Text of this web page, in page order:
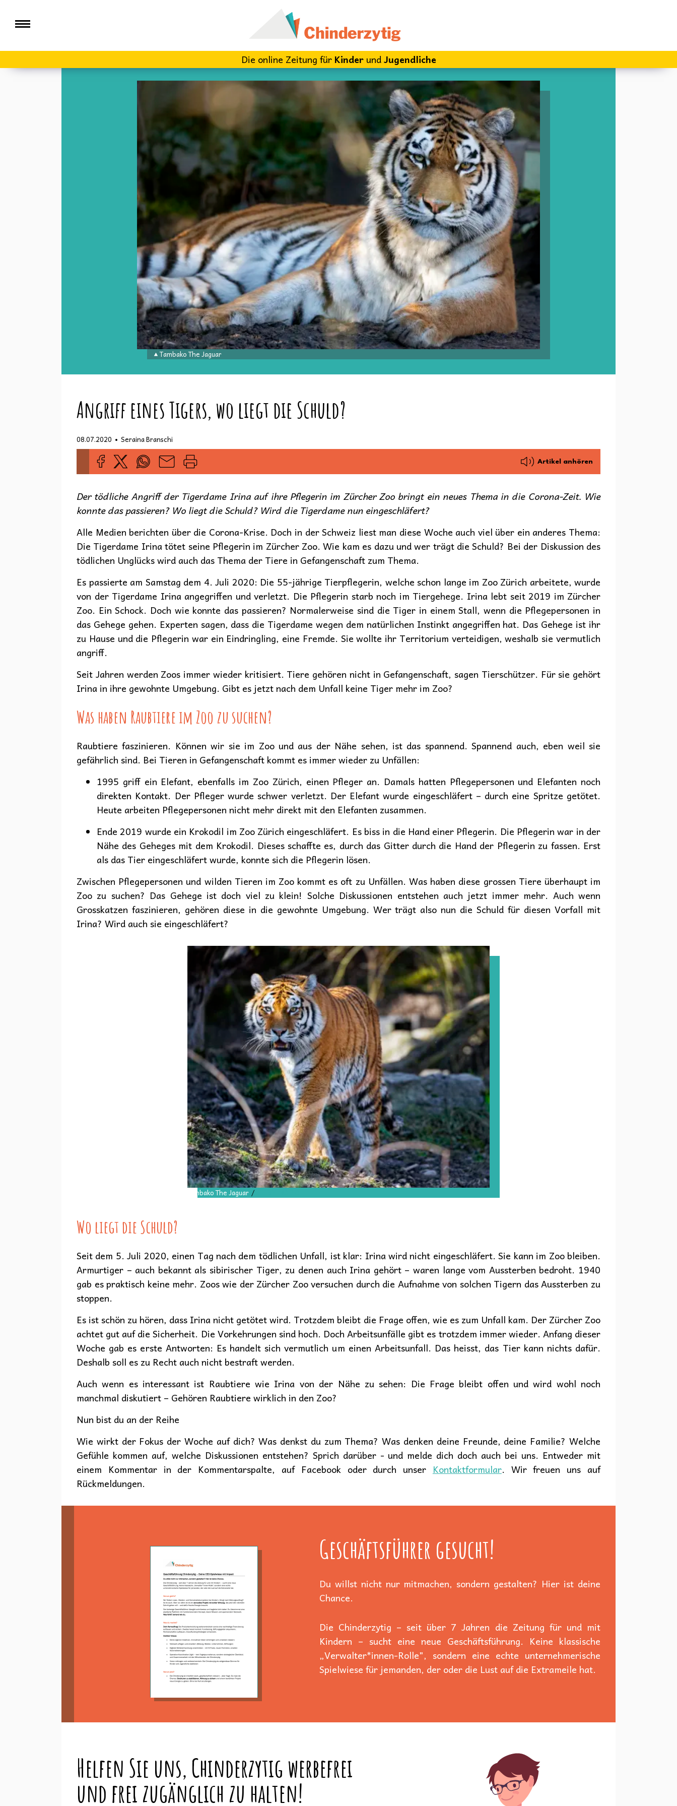
Die online Zeitung für KinderundJugendliche
Tambako The Jaguar
Angriff eines Tigers, wo liegt die Schuld?
08.07.2020 • Seraina Branschi
Artikel anhören
Der tödliche Angriff der Tigerdame Irina auf ihre Pflegerin im Zürcher Zoo bringt ein neues Thema in die Corona-Zeit. Wie
konnte das passieren? Wo liegt die Schuld? Wird die Tigerdame nun eingeschläfert?
Alle Medien berichten über die Corona-Krise. Doch in der Schweiz liest man diese Woche auch viel über ein anderes Thema:
Die Tigerdame Irina tötet seine Pflegerin im Zürcher Zoo. Wie kam es dazu und wer trägt die Schuld? Bei der Diskussion des
tödlichen Unglücks wird auch das Thema der Tiere in Gefangenschaft zum Thema.
Es passierte am Samstag dem 4. Juli 2020: Die 55-jährige Tierpflegerin, welche schon lange im Zoo Zürich arbeitete, wurde
von der Tigerdame Irina angegriffen und verletzt. Die Pflegerin starb noch im Tiergehege. Irina lebt seit 2019 im Zürcher
Zoo. Ein Schock. Doch wie konnte das passieren? Normalerweise sind die Tiger in einem Stall, wenn die Pflegepersonen in
das Gehege gehen. Experten sagen, dass die Tigerdame wegen dem natürlichen Instinkt angegriffen hat. Das Gehege ist ihr
zu Hause und die Pflegerin war ein Eindringling, eine Fremde. Sie wollte ihr Territorium verteidigen, weshalb sie vermutlich
angriff.
Seit Jahren werden Zoos immer wieder kritisiert. Tiere gehören nicht in Gefangenschaft, sagen Tierschützer. Für sie gehört
Irina in ihre gewohnte Umgebung. Gibt es jetzt nach dem Unfall keine Tiger mehr im Zoo?
Was haben Raubtiere im Zoo zu suchen?
Raubtiere faszinieren. Können wir sie im Zoo und aus der Nähe sehen, ist das spannend. Spannend auch, eben weil sie
gefährlich sind. Bei Tieren in Gefangenschaft kommt es immer wieder zu Unfällen:
1995 griff ein Elefant, ebenfalls im Zoo Zürich, einen Pfleger an. Damals hatten Pflegepersonen und Elefanten noch
direkten Kontakt. Der Pfleger wurde schwer verletzt. Der Elefant wurde eingeschläfert – durch eine Spritze getötet.
Heute arbeiten Pflegepersonen nicht mehr direkt mit den Elefanten zusammen.
Ende 2019 wurde ein Krokodil im Zoo Zürich eingeschläfert. Es biss in die Hand einer Pflegerin. Die Pflegerin war in der
Nähe des Geheges mit dem Krokodil. Dieses schaffte es, durch das Gitter durch die Hand der Pflegerin zu fassen. Erst
als das Tier eingeschläfert wurde, konnte sich die Pflegerin lösen.
Zwischen Pflegepersonen und wilden Tieren im Zoo kommt es oft zu Unfällen. Was haben diese grossen Tiere überhaupt im
Zoo zu suchen? Das Gehege ist doch viel zu klein! Solche Diskussionen entstehen auch jetzt immer mehr. Auch wenn
Grosskatzen faszinieren, gehören diese in die gewohnte Umgebung. Wer trägt also nun die Schuld für diesen Vorfall mit
Irina? Wird auch sie eingeschläfert?
Tambako The Jaguar /
Wo liegt die Schuld?
​Seit dem 5. Juli 2020, einen Tag nach dem tödlichen Unfall, ist klar: Irina wird nicht eingeschläfert. Sie kann im Zoo bleiben.
Armurtiger – auch bekannt als sibirischer Tiger, zu denen auch Irina gehört – waren lange vom Aussterben bedroht. 1940
gab es praktisch keine mehr. Zoos wie der Zürcher Zoo versuchen durch die Aufnahme von solchen Tigern das Aussterben zu
stoppen.
Es ist schön zu hören, dass Irina nicht getötet wird. Trotzdem bleibt die Frage offen, wie es zum Unfall kam. Der Zürcher Zoo
achtet gut auf die Sicherheit. Die Vorkehrungen sind hoch. Doch Arbeitsunfälle gibt es trotzdem immer wieder. Anfang dieser
Woche gab es erste Antworten: Es handelt sich vermutlich um einen Arbeitsunfall. Das heisst, das Tier kann nichts dafür.
Deshalb soll es zu Recht auch nicht bestraft werden.
Auch wenn es interessant ist Raubtiere wie Irina von der Nähe zu sehen: Die Frage bleibt offen und wird wohl noch
manchmal diskutiert – Gehören Raubtiere wirklich in den Zoo?
Nun bist du an der Reihe
Wie wirkt der Fokus der Woche auf dich? Was denkst du zum Thema? Was denken deine Freunde, deine Familie? Welche
Gefühle kommen auf, welche Diskussionen entstehen? Sprich darüber - und melde dich doch auch bei uns. Entweder mit
einem Kommentar in der Kommentarspalte, auf Facebook oder durch unser Kontaktformular. Wir freuen uns auf
Rückmeldungen.
Geschäftsführer gesucht!
Du willst nicht nur mitmachen, sondern gestalten? Hier ist deine
Chance.
Die Chinderzytig – seit über 7 Jahren die Zeitung für und mit
Kindern – sucht eine neue Geschäftsführung. Keine klassische
„Verwalter*innen-Rolle", sondern eine echte unternehmerische
Spielwiese für jemanden, der oder die Lust auf die Extrameile hat.
Helfen Sie uns, Chinderzytig werbefrei
und frei zugänglich zu halten!